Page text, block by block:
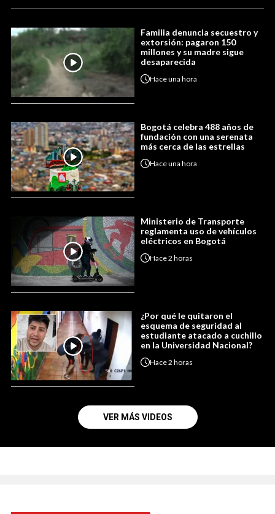
Familia denuncia secuestro y
extorsión: pagaron 150
millones y su madre sigue
desaparecida
Haceuna hora
Bogotá celebra 488 años de
fundación con una serenata
más cerca de las estrellas
Haceuna hora
Ministerio de Transporte
reglamenta uso de vehículos
eléctricos en Bogotá
Hace2 horas
¿Por qué le quitaron el
esquema de seguridad al
estudiante atacado a cuchillo
en la Universidad Nacional?
Hace2 horas
VER MÁS VIDEOS